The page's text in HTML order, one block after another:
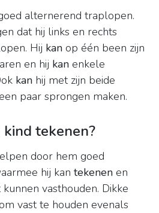
alternerend traplopen.
dat hij links en rechts
Hij kan op één been zijn
en hij kan enkele
kan hij met zijn beide
paar sprongen maken.
tekenen?
door hem goed
hij kan tekenen en
vasthouden. Dikke
vast te houden evenals